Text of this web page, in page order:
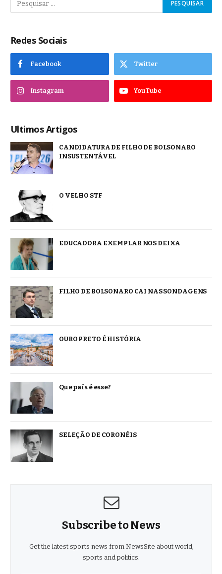
Redes Sociais
Facebook Twitter
Instagram YouTube
Ultimos Artigos
CANDIDATURA DE FILHO DE BOLSONARO
INSUSTENTÁVEL
O VELHO STF
EDUCADORA EXEMPLAR NOS DEIXA
FILHO DE BOLSONARO CAI NAS SONDAGENS
OURO PRETO É HISTÓRIA
Que país é esse?
SELEÇÃO DE CORONÉIS
Subscribe to News
Get the latest sports news from NewsSite about world,
sports and politics.